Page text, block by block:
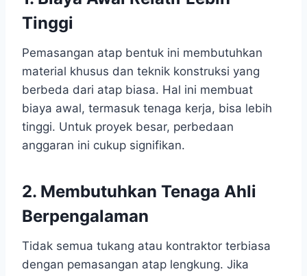
Tinggi
Pemasangan atap bentuk ini membutuhkan
material khusus dan teknik konstruksi yang
berbeda dari atap biasa. Hal ini membuat
biaya awal, termasuk tenaga kerja, bisa lebih
tinggi. Untuk proyek besar, perbedaan
anggaran ini cukup signifikan.
2. Membutuhkan Tenaga Ahli
Berpengalaman
Tidak semua tukang atau kontraktor terbiasa
dengan pemasangan atap lengkung. Jika